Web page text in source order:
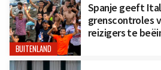
BUITENLAND
Spanje geeft
grenscontroles
reizigers te